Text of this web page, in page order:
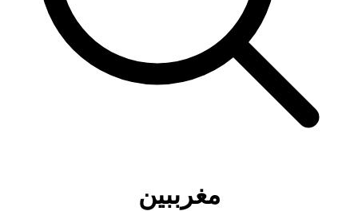
مغرببين